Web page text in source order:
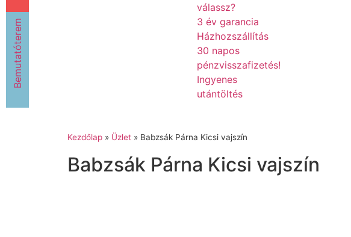
válassz?
3 év garancia
Házhozszállítás
30 napos
pénzvisszafizetés!
Ingyenes
utántöltés
Bemutatóterem
Kezdőlap » Üzlet » Babzsák Párna Kicsi vajszín
Babzsák Párna Kicsi vajszín